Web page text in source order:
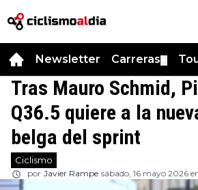
Newsletter Carreras
Tras Mauro Schmid,
Q36.5 quiere a la
belga del sprint
Ciclismo
por Javier Rampe sábado, 16 mayo 2026